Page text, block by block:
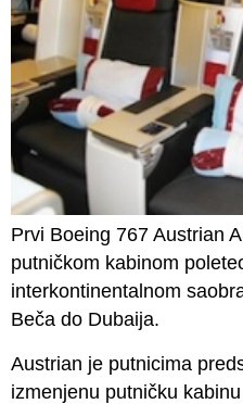
Prvi Boeing 767 Austrian
putničkom kabinom
interkontinentalnom
Beča do Dubaija.
Austrian je putnicima
izmenjenu putničku